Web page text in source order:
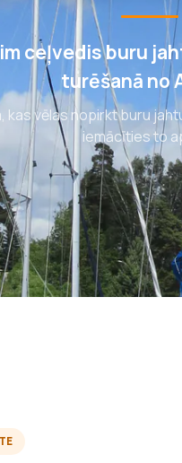
ceļvedis buru
turēšanā no
kas vēlas nopirkt buru
iemācīties to